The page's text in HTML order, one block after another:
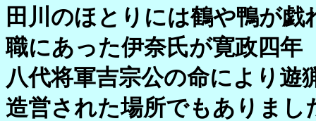
田川のほとりには鶴や鴨が
職にあった伊奈氏が寛政四年
八代将軍吉宗公の命により遊
造営された場所でもありまし